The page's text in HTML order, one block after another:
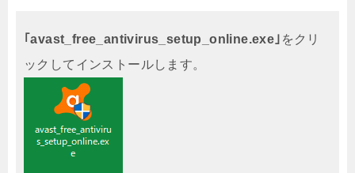
｢avast_free_antivirus_setup_online.exe｣ をクリ
ックしてインストールします。